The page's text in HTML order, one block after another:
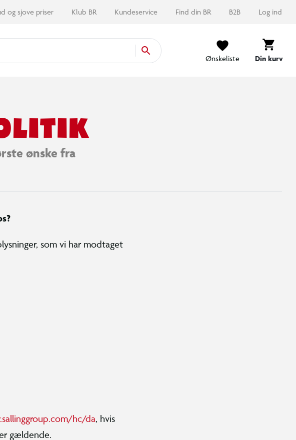
og sjove priser Klub BR Kundeservice Find din BR B2B Log ind
Ønskeliste
Din kurv
ønske fra
som vi har modtaget
hc/da, hvis
gældende.